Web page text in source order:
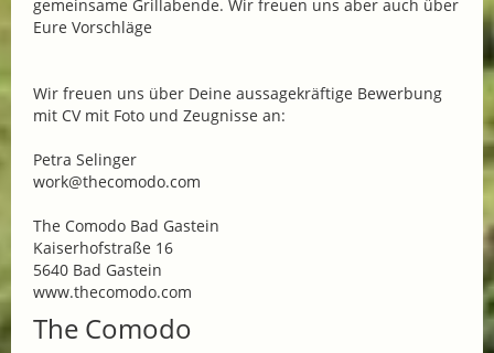
gemeinsame Grillabende. Wir freuen uns aber auch über
Eure Vorschläge
Wir freuen uns über Deine aussagekräftige Bewerbung
mit CV mit Foto und Zeugnisse an:
Petra Selinger
work@thecomodo.com
The Comodo Bad Gastein
Kaiserhofstraße 16
5640 Bad Gastein
www.thecomodo.com
The Comodo